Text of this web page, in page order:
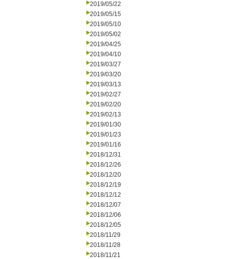
2019/05/22
2019/05/15
2019/05/10
2019/05/02
2019/04/25
2019/04/10
2019/03/27
2019/03/20
2019/03/13
2019/02/27
2019/02/20
2019/02/13
2019/01/30
2019/01/23
2019/01/16
2018/12/31
2018/12/26
2018/12/20
2018/12/19
2018/12/12
2018/12/07
2018/12/06
2018/12/05
2018/11/29
2018/11/28
2018/11/21